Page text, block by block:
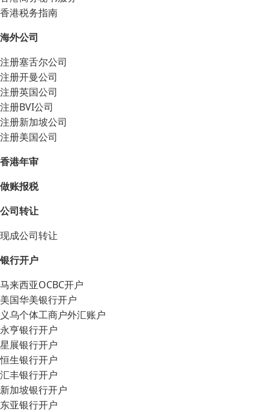
香港税务指南
海外公司
注册塞舌尔公司
注册开曼公司
注册英国公司
注册BVI公司
注册新加坡公司
注册美国公司
香港年审
做账报税
公司转让
现成公司转让
银行开户
马来西亚OCBC开户
美国华美银行开户
义乌个体工商户外汇账户
永亨银行开户
星展银行开户
恒生银行开户
汇丰银行开户
新加坡银行开户
东亚银行开户